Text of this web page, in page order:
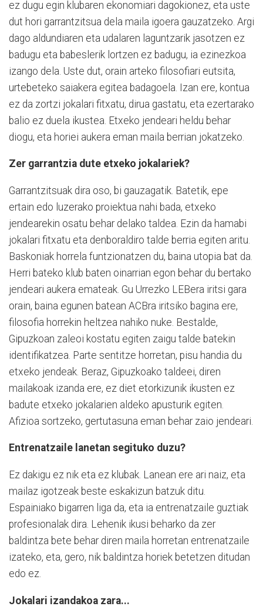
ez dugu egin klubaren ekonomiari dagokionez, eta uste
dut hori garrantzitsua dela maila igoera gauzatzeko. Argi
dago aldundiaren eta udalaren laguntzarik jasotzen ez
badugu eta babeslerik lortzen ez badugu, ia ezinezkoa
izango dela. Uste dut, orain arteko filosofiari eutsita,
urtebeteko saiakera egitea badagoela. Izan ere, kontua
ez da zortzi jokalari fitxatu, dirua gastatu, eta ezertarako
balio ez duela ikustea. Etxeko jendeari heldu behar
diogu, eta horiei aukera eman maila berrian jokatzeko.
Zer garrantzia dute etxeko jokalariek?
Garrantzitsuak dira oso, bi gauzagatik. Batetik, epe
ertain edo luzerako proiektua nahi bada, etxeko
jendearekin osatu behar delako taldea. Ezin da hamabi
jokalari fitxatu eta denboraldiro talde berria egiten aritu.
Baskoniak horrela funtzionatzen du, baina utopia bat da.
Herri bateko klub baten oinarrian egon behar du bertako
jendeari aukera emateak. Gu Urrezko LEBera iritsi gara
orain, baina egunen batean ACBra iritsiko bagina ere,
filosofia horrekin heltzea nahiko nuke. Bestalde,
Gipuzkoan zaleoi kostatu egiten zaigu talde batekin
identifikatzea. Parte sentitze horretan, pisu handia du
etxeko jendeak. Beraz, Gipuzkoako taldeei, diren
mailakoak izanda ere, ez diet etorkizunik ikusten ez
badute etxeko jokalarien aldeko apusturik egiten.
Afizioa sortzeko, gertutasuna eman behar zaio jendeari.
Entrenatzaile lanetan segituko duzu?
Ez dakigu ez nik eta ez klubak. Lanean ere ari naiz, eta
mailaz igotzeak beste eskakizun batzuk ditu.
Espainiako bigarren liga da, eta ia entrenatzaile guztiak
profesionalak dira. Lehenik ikusi beharko da zer
baldintza bete behar diren maila horretan entrenatzaile
izateko, eta, gero, nik baldintza horiek betetzen ditudan
edo ez.
Jokalari izandakoa zara...